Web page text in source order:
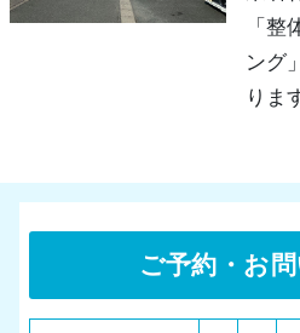
「
ング
りま
ご予約・お